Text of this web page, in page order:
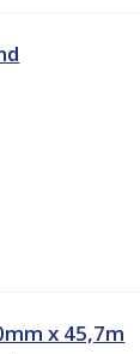
x 45,7m